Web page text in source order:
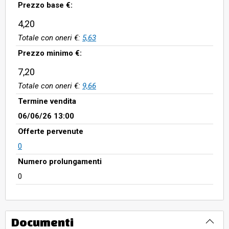
Prezzo base €:
4,20
Totale con oneri €: 5,63
Prezzo minimo €:
7,20
Totale con oneri €: 9,66
Termine vendita
06/06/26 13:00
Offerte pervenute
0
Numero prolungamenti
0
Documenti